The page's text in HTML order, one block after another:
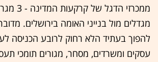
מגדלים מול בנייני האומה בירושלים.
להפוך בעתיד הלא רחוק לרובע הכניסה
עסקים ומשרדים, מסחר, מגורים תומכי